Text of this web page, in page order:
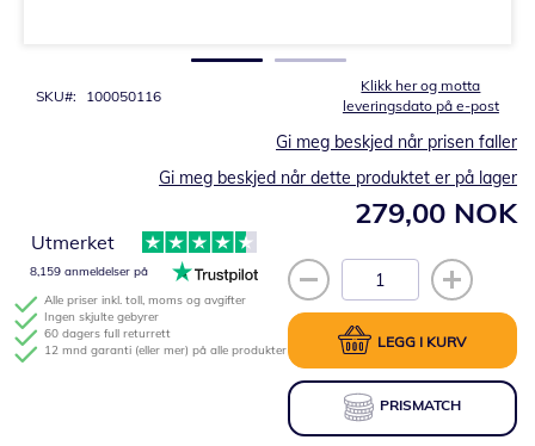
Klikk her og motta
leveringsdato på e-post
SKU 100050116
279,00 NOK
Gi meg beskjed når prisen faller
Gi meg beskjed når dette produktet er på lager
LEGG I KURV
PRISMATCH
Alle priser inkl. toll, moms og avgifter
Ingen skjulte gebyrer
60 dagers full returrett
12 mnd garanti (eller mer) på alle produkter
Utmerket
8,159 anmeldelser på